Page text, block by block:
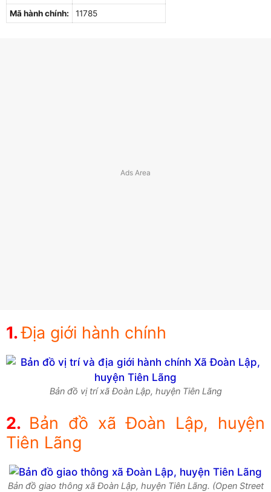
Mã hành chính:
11785
Địa giới hành chính
Bản đồ vị trí xã Đoàn Lập, huyện Tiên Lãng
Bản đồ xã Đoàn Lập, huyện
Tiên Lãng
Bản đồ giao thông xã Đoàn Lập, huyện Tiên Lãng. (Open Street